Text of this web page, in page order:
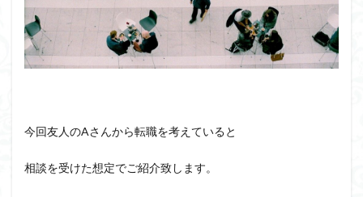
今回友人のAさんから転職を考えていると
相談を受けた想定でご紹介致します。